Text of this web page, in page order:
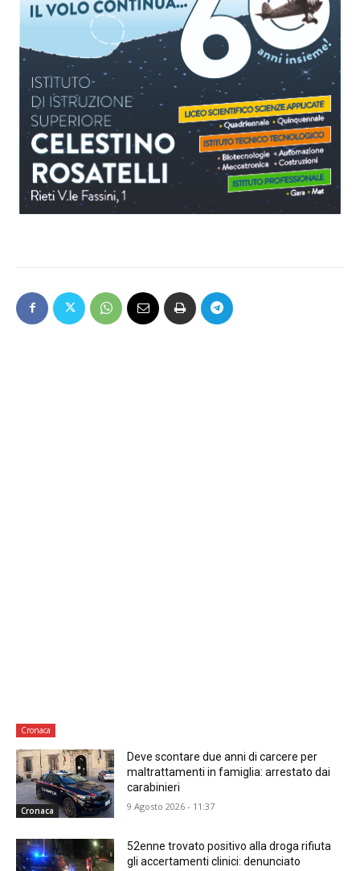
Cronaca
Cronaca
Deve scontare due anni di carcere per
maltrattamenti in famiglia: arrestato dai
carabinieri
9 Agosto 2026 - 11:37
52enne trovato positivo alla droga rifiuta
gli accertamenti clinici: denunciato